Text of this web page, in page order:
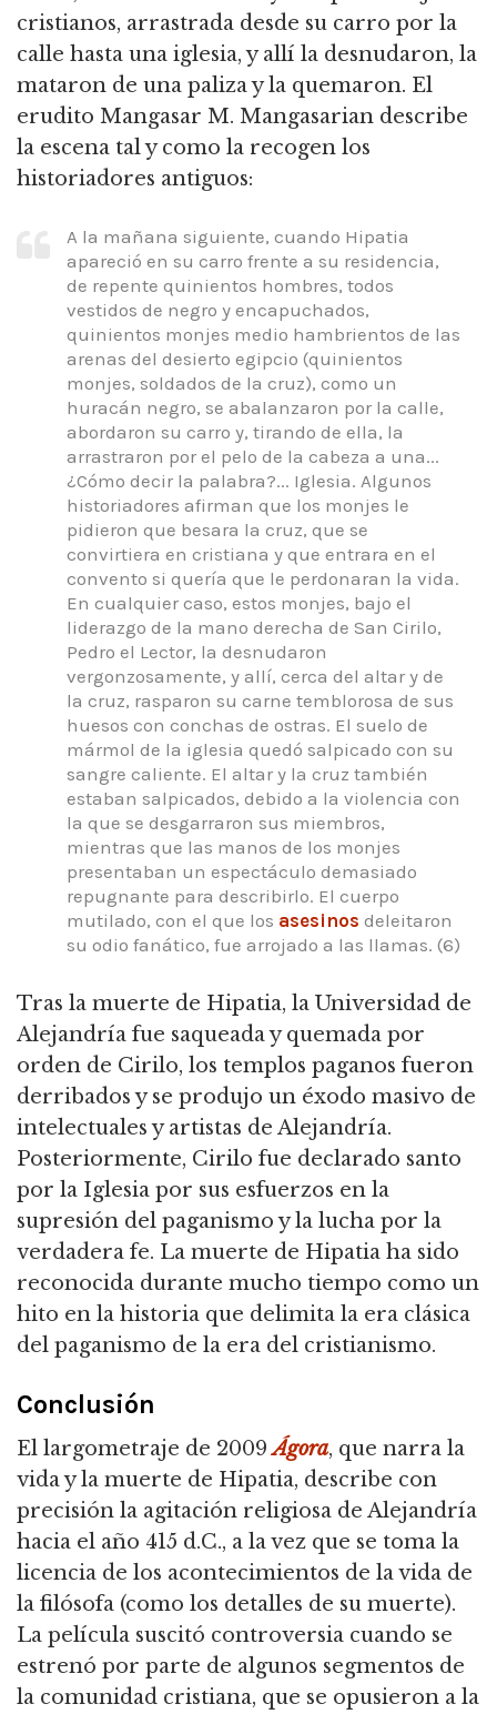
cristianos, arrastrada desde su carro por la
calle hasta una iglesia, y allí la desnudaron, la
mataron de una paliza y la quemaron. El
erudito Mangasar M. Mangasarian describe
la escena tal y como la recogen los
historiadores antiguos:
A la mañana siguiente, cuando Hipatia
apareció en su carro frente a su residencia,
de repente quinientos hombres, todos
vestidos de negro y encapuchados,
quinientos monjes medio hambrientos de las
arenas del desierto egipcio (quinientos
monjes, soldados de la cruz), como un
huracán negro, se abalanzaron por la calle,
abordaron su carro y, tirando de ella, la
arrastraron por el pelo de la cabeza a una...
¿Cómo decir la palabra?... Iglesia. Algunos
historiadores afirman que los monjes le
pidieron que besara la cruz, que se
convirtiera en cristiana y que entrara en el
convento si quería que le perdonaran la vida.
En cualquier caso, estos monjes, bajo el
liderazgo de la mano derecha de San Cirilo,
Pedro el Lector, la desnudaron
vergonzosamente, y allí, cerca del altar y de
la cruz, rasparon su carne temblorosa de sus
huesos con conchas de ostras. El suelo de
mármol de la iglesia quedó salpicado con su
sangre caliente. El altar y la cruz también
estaban salpicados, debido a la violencia con
la que se desgarraron sus miembros,
mientras que las manos de los monjes
presentaban un espectáculo demasiado
repugnante para describirlo. El cuerpo
mutilado, con el que los asesinos deleitaron
su odio fanático, fue arrojado a las llamas. (6)
Tras la muerte de Hipatia, la Universidad de
Alejandría fue saqueada y quemada por
orden de Cirilo, los templos paganos fueron
derribados y se produjo un éxodo masivo de
intelectuales y artistas de Alejandría.
Posteriormente, Cirilo fue declarado santo
por la Iglesia por sus esfuerzos en la
supresión del paganismo y la lucha por la
verdadera fe. La muerte de Hipatia ha sido
reconocida durante mucho tiempo como un
hito en la historia que delimita la era clásica
del paganismo de la era del cristianismo.
Conclusión
El largometraje de 2009Ágora, que narra la
vida y la muerte de Hipatia, describe con
precisión la agitación religiosa de Alejandría
hacia el año 415 d.C., a la vez que se toma la
licencia de los acontecimientos de la vida de
la filósofa (como los detalles de su muerte).
La película suscitó controversia cuando se
estrenó por parte de algunos segmentos de
la comunidad cristiana, que se opusieron a la